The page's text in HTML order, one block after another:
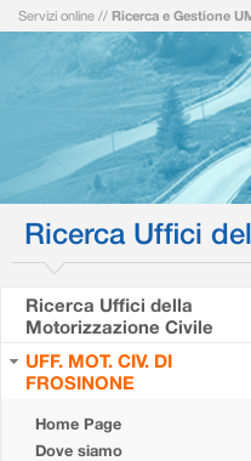
Servizi online // Ricerca e Gestione
Ricerca Uffici
Ricerca Uffici della
Motorizzazione Civile
UFF. MOT. CIV. DI
FROSINONE
Home Page
Dove siamo